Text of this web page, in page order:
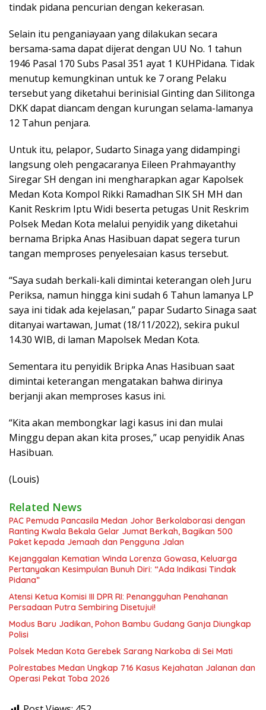
tindak pidana pencurian dengan kekerasan.
Selain itu penganiayaan yang dilakukan secara
bersama-sama dapat dijerat dengan UU No. 1 tahun
1946 Pasal 170 Subs Pasal 351 ayat 1 KUHPidana. Tidak
menutup kemungkinan untuk ke 7 orang Pelaku
tersebut yang diketahui berinisial Ginting dan Silitonga
DKK dapat diancam dengan kurungan selama-lamanya
12 Tahun penjara.
Untuk itu, pelapor, Sudarto Sinaga yang didampingi
langsung oleh pengacaranya Eileen Prahmayanthy
Siregar SH dengan ini mengharapkan agar Kapolsek
Medan Kota Kompol Rikki Ramadhan SIK SH MH dan
Kanit Reskrim Iptu Widi beserta petugas Unit Reskrim
Polsek Medan Kota melalui penyidik yang diketahui
bernama Bripka Anas Hasibuan dapat segera turun
tangan memproses penyelesaian kasus tersebut.
“Saya sudah berkali-kali dimintai keterangan oleh Juru
Periksa, namun hingga kini sudah 6 Tahun lamanya LP
saya ini tidak ada kejelasan,” papar Sudarto Sinaga saat
ditanyai wartawan, Jumat (18/11/2022), sekira pukul
14.30 WIB, di laman Mapolsek Medan Kota.
Sementara itu penyidik Bripka Anas Hasibuan saat
dimintai keterangan mengatakan bahwa dirinya
berjanji akan memproses kasus ini.
“Kita akan membongkar lagi kasus ini dan mulai
Minggu depan akan kita proses,” ucap penyidik Anas
Hasibuan.
(Louis)
Related News
PAC Pemuda Pancasila Medan Johor Berkolaborasi dengan
Ranting Kwala Bekala Gelar Jumat Berkah, Bagikan 500
Paket kepada Jemaah dan Pengguna Jalan
Kejanggalan Kematian Winda Lorenza Gowasa, Keluarga
Pertanyakan Kesimpulan Bunuh Diri: “Ada Indikasi Tindak
Pidana”
Atensi Ketua Komisi III DPR RI: Penangguhan Penahanan
Persadaan Putra Sembiring Disetujui!
Modus Baru Jadikan, Pohon Bambu Gudang Ganja Diungkap
Polisi
Polsek Medan Kota Gerebek Sarang Narkoba di Sei Mati
Polrestabes Medan Ungkap 716 Kasus Kejahatan Jalanan dan
Operasi Pekat Toba 2026